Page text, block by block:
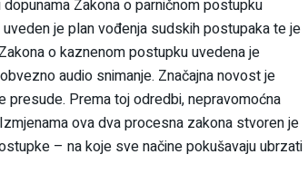
Zakona o parničnom postupku
je plan vođenja sudskih postupaka te je
o kaznenom postupku uvedena je
audio snimanje. Značajna novost je
Prema toj odredbi, nepravomoćna
ova dva procesna zakona stvoren je
– na koje sve načine pokušavaju ubrzati